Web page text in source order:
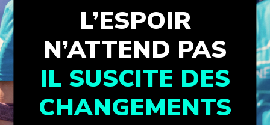
L’ESPOIR
N’ATTEND PAS
IL SUSCITE DES
CHANGEMENTS